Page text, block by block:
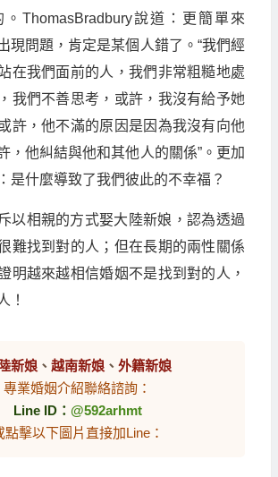
ThomasBradbury說道：更簡單來
現問題，肯定是某個人錯了。“我們經
在我們面前的人，我們非常粗糙地處
我們不善思考，或許，我沒有給予她
許，他不滿的原因是因為我沒有向他
，他糾結與他和其他人的關係”。更加
是什麼導致了我們彼此的不幸福？
以相親的方式娶大陸新娘，認為透過
難找到對的人；但在長期的兩性關係
明越來越相信婚姻不是找到對的人，
！
新娘、 越南新娘、 外籍新娘
專業婚姻介紹聯絡諮詢：
Line ID： @592arhmt
點擊以下圖片直接加Line：